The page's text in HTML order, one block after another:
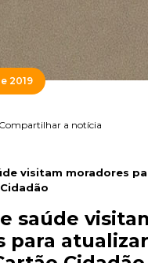
2019
Compartilhar a notícia
visitam moradores
saúde
para